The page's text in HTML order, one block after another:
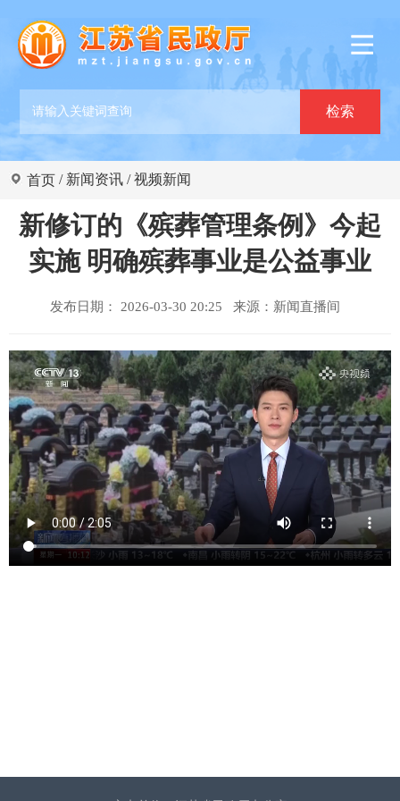
首页 / 新闻资讯 /视频新闻
新修订的《殡葬管理条例》今起
实施 明确殡葬事业是公益事业
发布日期： 2026-03-30 20:25 来源： 新闻直播间